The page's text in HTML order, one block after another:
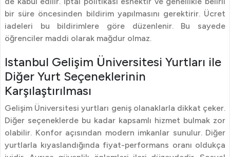
bir süre öncesinden bildirim yapılmasını gerektirir. Ücret
iadeleri bu bildirimlere göre düzenlenir. Bu sayede
öğrenciler maddi olarak mağdur olmaz.
Istanbul Gelişim Üniversitesi Yurtları ile
Diğer Yurt Seçeneklerinin
Karşılaştırılması
Gelişim Üniversitesi yurtları geniş olanaklarla dikkat çeker.
Diğer seçeneklerde bu kadar kapsamlı hizmet bulmak zor
olabilir. Konfor açısından modern imkanlar sunulur. Diğer
yurtlarla kıyaslandığında fiyat-performans oranı oldukça